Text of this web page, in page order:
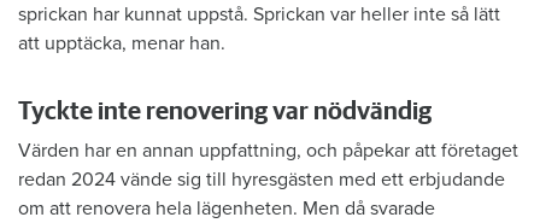
sprickan har kunnat uppstå. Sprickan var heller inte så lätt
att upptäcka, menar han.
Tyckte inte renovering var nödvändig
Värden har en annan uppfattning, och påpekar att företaget
redan 2024 vände sig till hyresgästen med ett erbjudande
om att renovera hela lägenheten. Men då svarade